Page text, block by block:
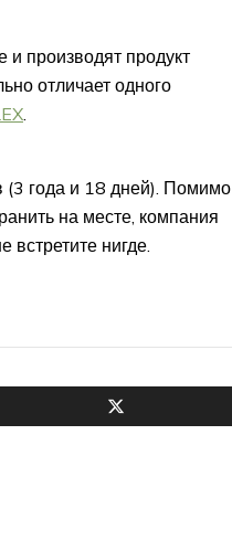
и производят продукт
отличает одного
.
(3 года и 18 дней). Помимо
на месте, компания
нигде.